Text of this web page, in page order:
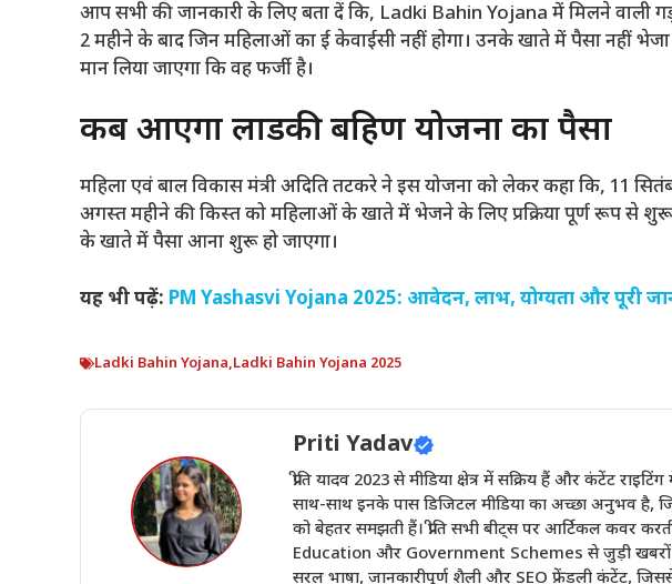
आप सभी की जानकारी के लिए बता दें कि, Ladki Bahin Yojana में मिलने वाली
2 महीने के बाद जिन महिलाओं का ई केवाईसी नहीं होगा। उनके खाते में पैसा नहीं
मान लिया जाएगा कि वह फर्जी है।
कब आएगा लाडकी बहिण योजना का पैसा
महिला एवं बाल विकास मंत्री अदिति तटकरे ने इस योजना को लेकर कहा कि, 11
अगस्त महीने की किस्त को महिलाओं के खाते में भेजने के लिए प्रक्रिया पूर्ण रूप से
के खाते में पैसा आना शुरू हो जाएगा।
यह भी पढ़ें: PM Yashasvi Yojana 2025: आवेदन, लाभ, योग्यता और पूरी
Ladki Bahin Yojana,Ladki Bahin Yojana 2025
Priti Yadav
प्रीति यादव 2023 से मीडिया क्षेत्र में सक्रिय हैं और कंटेंट
साथ-साथ इनके पास डिजिटल मीडिया का अच्छा अनुभव है,
को बेहतर समझती हैं। प्रीति सभी बीट्स पर आर्टिकल कवर
Education और Government Schemes से जुड़ी
सरल भाषा, जानकारीपूर्ण शैली और SEO फ्रेंडली कंटेंट,